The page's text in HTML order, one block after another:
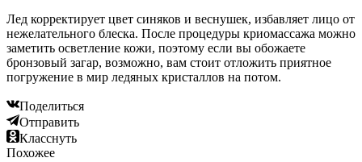
Лед корректирует цвет синяков и веснушек, избавляет лицо от
нежелательного блеска. После процедуры криомассажа можно
заметить осветление кожи, поэтому если вы обожаете
бронзовый загар, возможно, вам стоит отложить приятное
погружение в мир ледяных кристаллов на потом.
Поделиться
Отправить
Класснуть
Похожее